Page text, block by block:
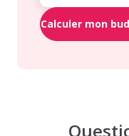
Calculer mon